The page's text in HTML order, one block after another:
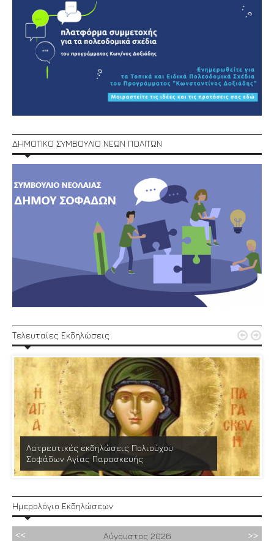
ΔΗΜΟΤΙΚΟ ΣΥΜΒΟΥΛΙΟ ΝΕΩΝ ΠΟΛΙΤΩΝ
Τελευταίες Εκδηλώσεις
Λατρευτικές εκδηλώσεις Πολιούχου
Σοφάδων Αγίας Παρασκευής
 
Ημερολόγιο Εκδηλώσεων
Αύγουστος 2026